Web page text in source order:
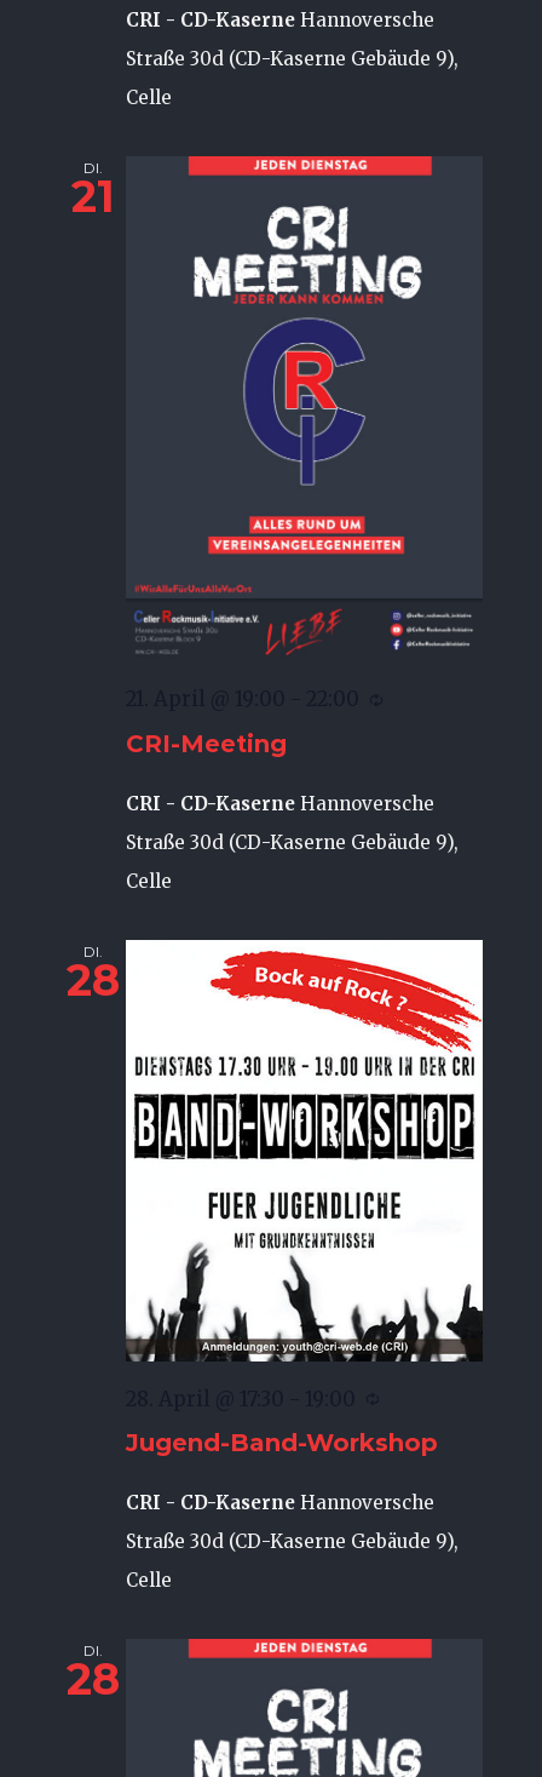
CRI - CD-Kaserne Hannoversche
Straße 30d (CD-Kaserne Gebäude 9),
Celle
DI.
21
CRI-Meeting
CRI - CD-Kaserne Hannoversche
Straße 30d (CD-Kaserne Gebäude 9),
Celle
DI.
28
Jugend-Band-Workshop
CRI - CD-Kaserne Hannoversche
Straße 30d (CD-Kaserne Gebäude 9),
Celle
DI.
28